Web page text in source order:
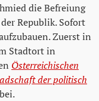
die Befreiung
Republik. Sofort
Zuerst in
Stadtort in
Österreichischen
der politisch
bei.